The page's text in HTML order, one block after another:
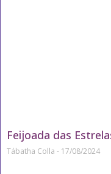
Feijoada das
Tábatha Colla 17/08/2024